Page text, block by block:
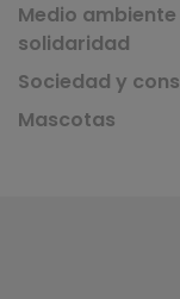
Medio ambiente
solidaridad
Sociedad y
Mascotas